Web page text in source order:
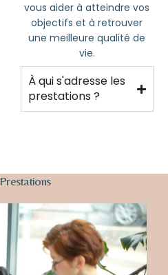
vous aider à atteindre vos
objectifs et à retrouver
une meilleure qualité de
vie.
À qui s'adresse les
prestations ?
Prestations